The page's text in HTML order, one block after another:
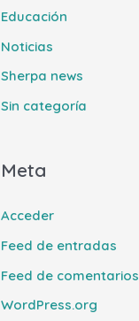
Educación
Noticias
Sherpa news
Sin categoría
Meta
Acceder
Feed de entradas
Feed de comentarios
WordPress.org